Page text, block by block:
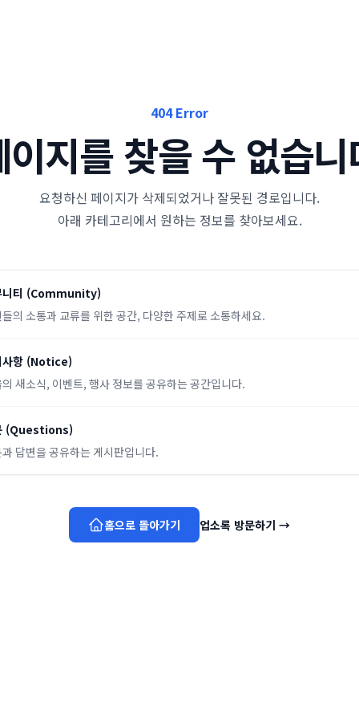
404 Error
이지를 찾을 수 없습
요청하신 페이지가 삭제되었거나 잘못된 경로입니다.
아래 카테고리에서 원하는 정보를 찾아보세요.
티 (Community)
의 소통과 교류를 위한 공간, 다양한 주제로 소통하세요.
항 (Notice)
의 새소식, 이벤트, 행사 정보를 공유하는 공간입니다.
(Questions)
답변을 공유하는 게시판입니다.
홈으로 돌아가기 업소록 방문하기 →